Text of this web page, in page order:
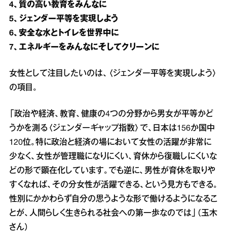
4、質の高い教育をみんなに
5、ジェンダー平等を実現しよう
6、安全な水とトイレを世界中に
7、エネルギーをみんなにそしてクリーンに
女性として注目したいのは、〈ジェンダー平等を実現しよう〉
の項目。
「政治や経済、教育、健康の4つの分野から男女が平等かど
うかを測る〈ジェンダーギャップ指数〉で、日本は156か国中
120位。特に政治と経済の場において女性の活躍が非常に
少なく、女性が管理職になりにくい、育休から復職しにくいな
どの形で顕在化しています。でも逆に、男性が育休を取りや
すくなれば、その分女性が活躍できる、という見方もできる。
性別にかかわらず自分の思うような形で働けるようになるこ
とが、人間らしく生きられる社会への第一歩なのでは」（玉木
さん）